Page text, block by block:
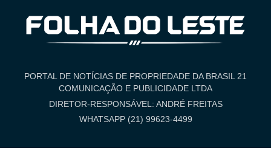
PORTAL DE NOTÍCIAS DE PROPRIEDADE DA BRASIL 21
COMUNICAÇÃO E PUBLICIDADE LTDA
DIRETOR-RESPONSÁVEL: ANDRÉ FREITAS
WHATSAPP (21) 99623-4499